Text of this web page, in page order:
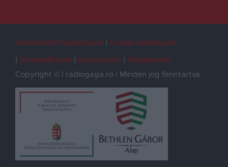
Adatvédelmi nyilatkozat
Cookie szabályzat
Sütibeállítások
Impresszum
Hibajelentés
Copyright © | radiogaga.ro | Minden jog fenntartva.